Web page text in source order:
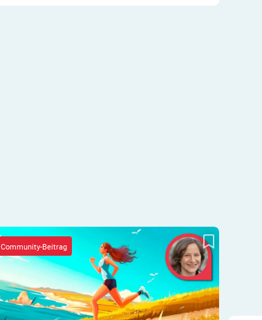
Kolumne „Fernweh“: Der Weg ist das Ziel
Community-Beitrag